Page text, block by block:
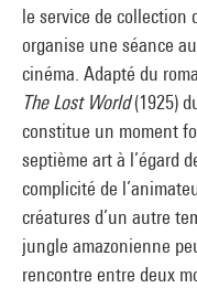
le service de collection
organise une séance
cinéma. Adapté du
The Lost World(1925)
constitue un moment
septième art à l’égard
complicité de
créatures d’un autre
jungle amazonienne
rencontre entre deux